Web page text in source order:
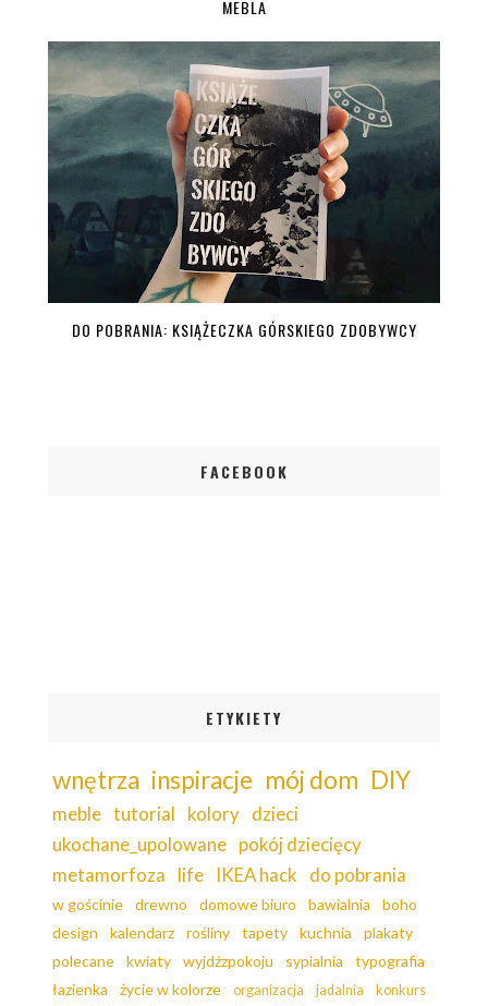
MEBLA
DO POBRANIA: KSIĄŻECZKA GÓRSKIEGO ZDOBYWCY
FACEBOOK
ETYKIETY
wnętrza inspiracje mój dom DIY
meble tutorial kolory dzieci
ukochane_upolowane pokój dziecięcy
metamorfoza
life IKEA hack do pobrania
w gościnie drewno domowe biuro bawialnia
boho
design
kalendarz rośliny tapety kuchnia
plakaty
polecane
kwiaty wyjdźzpokoju sypialnia
typografia
łazienka
życie w kolorze organizacja jadalnia
konkurs